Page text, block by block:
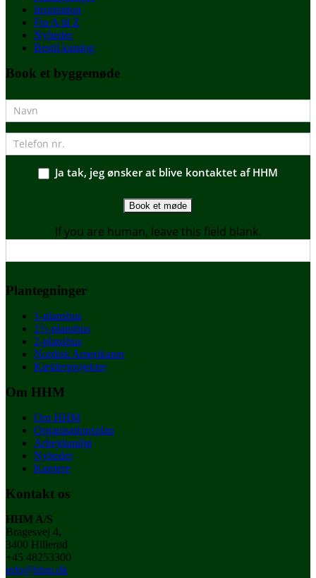
Inspiration
Fra A til Z
Nyheder
Bestil katalog
Book et byggemøde
Ja tak, jeg ønsker at blive kontaktet af HHM
Book et møde
If you are human, leave this field blank.
Plantegninger
1-planshus
1½-planshus
2-planshus
Nordisk Amerikaner
Kælderprojekter
Om HHM
Om HHM
Organisationsplan
Arbejdsmiljø
Nyheder
Karriere
Kontakt os
HHM A/S
Bragesvej 4,
3400 Hillerød
+45 48253300
info@hhm.dk